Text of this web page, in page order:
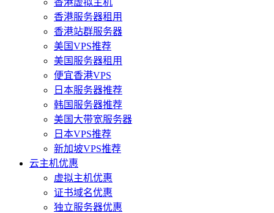
香港虚拟主机
香港服务器租用
香港站群服务器
美国VPS推荐
美国服务器租用
便宜香港VPS
日本服务器推荐
韩国服务器推荐
美国大带宽服务器
日本VPS推荐
新加坡VPS推荐
云主机优惠
虚拟主机优惠
证书域名优惠
独立服务器优惠